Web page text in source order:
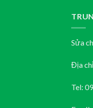
Sửa
Địa
Tel: